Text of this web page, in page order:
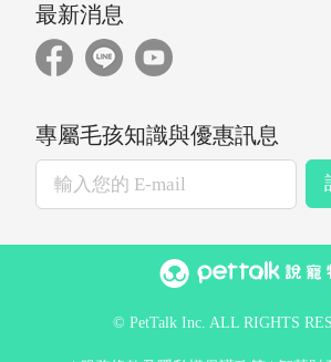
最新消息
專屬毛孩知識與優惠訊息
© PetTalk Inc. ALL RIGHTS